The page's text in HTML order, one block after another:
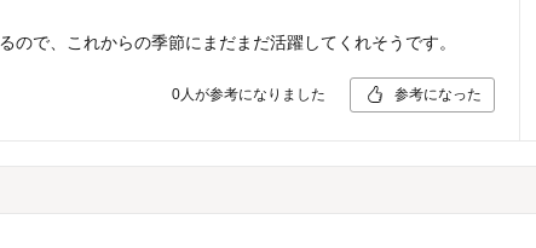
で、これからの季節にまだまだ活躍してくれそうです。
0人が参考になりました 参考になった